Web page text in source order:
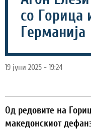
со Горица
Германија
19 јуни 2025 - 19:24
Од редовите на
македонскиот